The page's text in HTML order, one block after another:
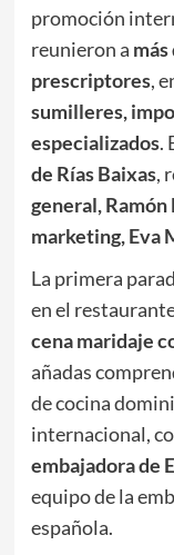
promoción
reunieron a
prescriptores,
sumilleres,
especializados.
de Rías Baixas,
general,
marketing, Eva
La primera
en el
cena maridaje
añadas
de cocina
internacional,
embajadora de
equipo de la
española.